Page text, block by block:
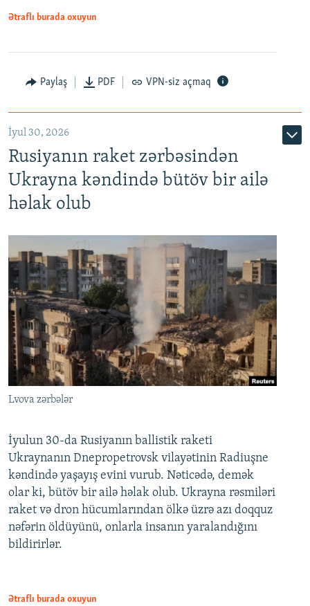
Ətraflı burada oxuyun
Paylaş PDF VPN-siz açmaq
İyul 30, 2026
Rusiyanın raket zərbəsindən
Ukrayna kəndində bütöv bir ailə
həlak olub
Lvova zərbələr
İyulun 30-da Rusiyanın ballistik raketi
Ukraynanın Dnepropetrovsk vilayətinin Radiuşne
kəndində yaşayış evini vurub. Nəticədə, demək
olar ki, bütöv bir ailə həlak olub. Ukrayna rəsmiləri
raket və dron hücumlarından ölkə üzrə azı doqquz
nəfərin öldüyünü, onlarla insanın yaralandığını
bildirirlər.
Ətraflı burada oxuyun